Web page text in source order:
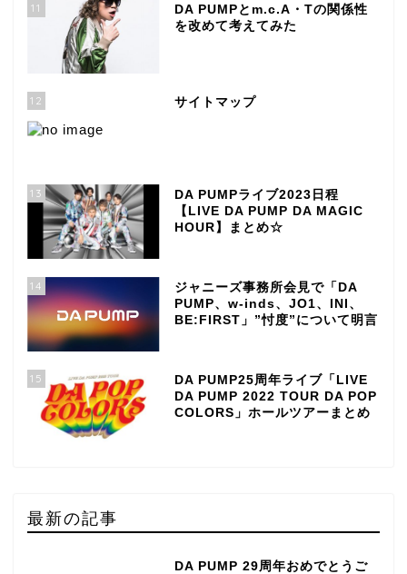
11
DA PUMPとm.c.A・Tの関係性
を改めて考えてみた
12 サイトマップ
13
DA PUMPライブ2023日程
【LIVE DA PUMP DA MAGIC
HOUR】まとめ☆
14
ジャニーズ事務所会見で「DA
PUMP、w-inds、JO1、INI、
BE:FIRST」”忖度”について明言
15
DA PUMP25周年ライブ「LIVE
DA PUMP 2022 TOUR DA POP
COLORS」ホールツアーまとめ
最新の記事
DA PUMP 29周年おめでとうご